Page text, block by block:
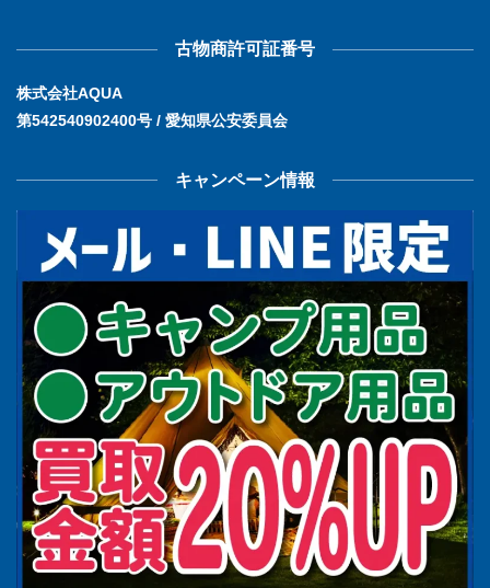
古物商許可証番号
株式会社AQUA
第542540902400号 / 愛知県公安委員会
キャンペーン情報